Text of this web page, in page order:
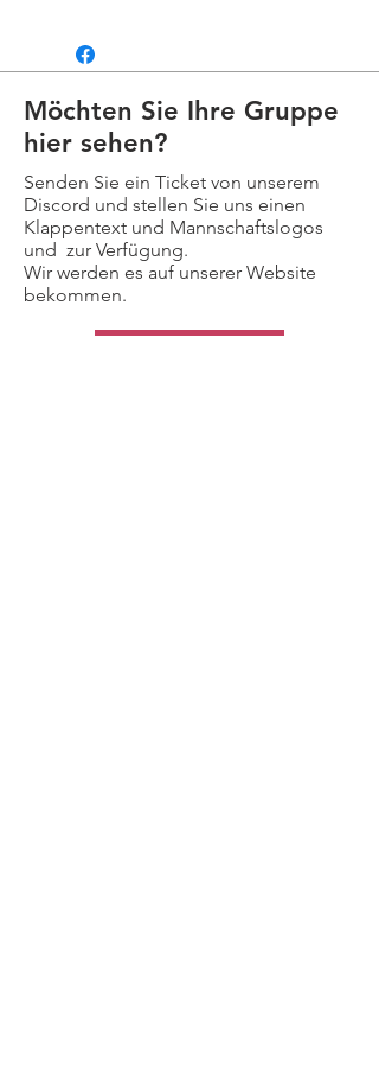
Möchten Sie Ihre Gruppe
hier sehen?
Senden Sie ein Ticket von unserem
Discord und stellen Sie uns einen
Klappentext und Mannschaftslogos
und zur Verfügung.
Wir werden es auf unserer Website
bekommen.
Kontaktiere uns